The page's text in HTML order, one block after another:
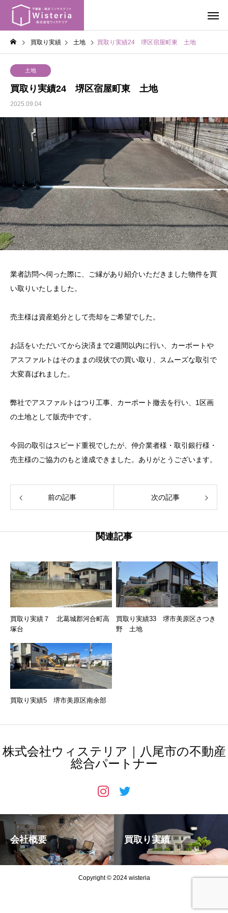
買取り実績 土地 買取り実績24 堺区宿屋町東 土地
土地
買取り実績24 堺区宿屋町東 土地
2025.09.04
業者訪問へ伺った際に、ご縁があり紹介いただきました物件を買
い取りいたしました。
売主様は資産処分として売却をご希望でした。
お話をいただいてから決済まで2週間以内に行い、カーポートや
アスファルトはそのままの現状での買い取り、スムーズな取引で
大変喜ばれました。
弊社でアスファルトはつり工事、カーポート撤去を行い、1区画
の土地として販売中です。
今回の取引はスピード重視でしたが、仲介業者様・取引銀行様・
売主様のご協力のもと達成できました。ありがとうございます。
前の記事 次の記事
関連記事
買取り実績７ 北葛城郡河合町高
塚台
買取り実績33 堺市美原区さつき
野 土地
買取り実績5 堺市美原区南余部
株式会社ウィステリア｜八尾市の不動産
総合パートナー
会社概要 買取り実績
Copyright © 2024 wisteria